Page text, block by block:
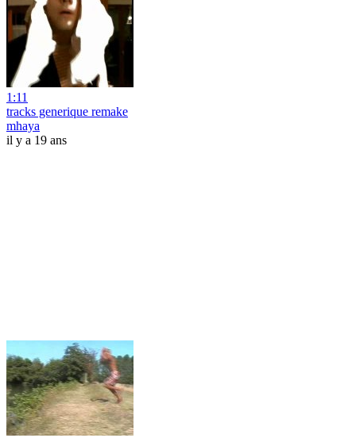
1:11
tracks generique remake
mhaya
il y a 19 ans